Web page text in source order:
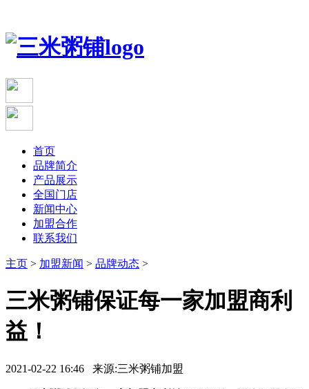
首页
品牌简介
产品展示
全国门店
新闻中心
加盟合作
联系我们
主页 > 加盟新闻 > 品牌动态 >
三米粥铺保证每一家加盟商利
益！
2021-02-22 16:46 来源:三米粥铺加盟